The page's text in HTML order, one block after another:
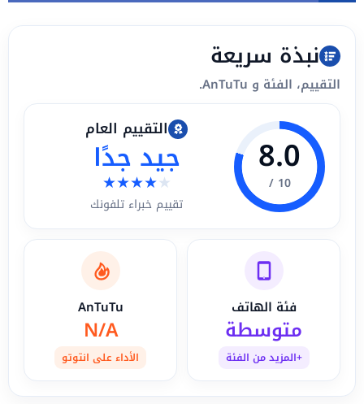
نبذة سريعة
التقييم، الفئة و AnTuTu.
8.0
10 /
التقييم العام
جيد جدًا
★★★★★
تقييم خبراء تلفونك
فئة الهاتف
متوسطة
+المزيد من الفئة
AnTuTu
N/A
الأداء على انتوتو